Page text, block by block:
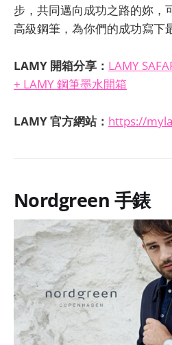
步，共同邁向成功之路的妳，
高級鋼筆，為你們的成功寫下
LAMY 開箱分享： LAMY
+ LAMY 鋼筆墨水開箱
LAMY 官方網站： https://
Nordgreen 手錶